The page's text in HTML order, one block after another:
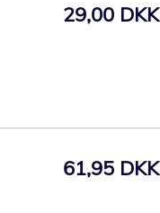
29,00 DKK
61,95 DKK